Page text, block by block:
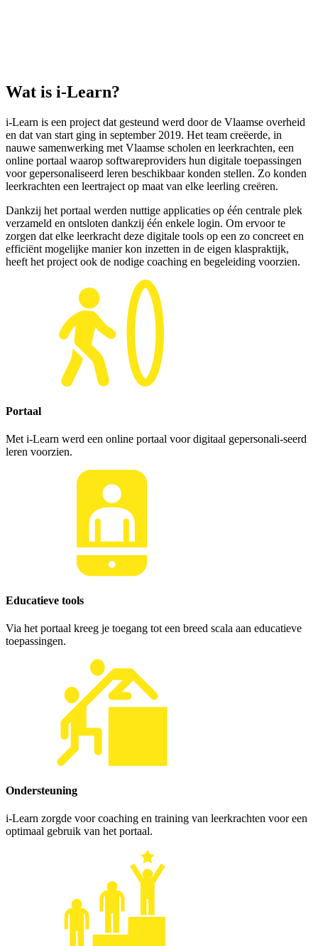
Wat is i-Learn?
i-Learn is een project dat gesteund werd door de Vlaamse overheid
en dat van start ging in september 2019. Het team creëerde, in
nauwe samenwerking met Vlaamse scholen en leerkrachten, een
online portaal waarop softwareproviders hun digitale toepassingen
voor gepersonaliseerd leren beschikbaar konden stellen. Zo konden
leerkrachten een leertraject op maat van elke leerling creëren.
Dankzij het portaal werden nuttige applicaties op één centrale plek
verzameld en ontsloten dankzij één enkele login. Om ervoor te
zorgen dat elke leerkracht deze digitale tools op een zo concreet en
efficiënt mogelijke manier kon inzetten in de eigen klaspraktijk,
heeft het project ook de nodige coaching en begeleiding voorzien.
Portaal
Met i-Learn werd een online portaal voor digitaal gepersonali-seerd
leren voorzien.
Educatieve tools
Via het portaal kreeg je toegang tot een breed scala aan educatieve
toepassingen.
Ondersteuning
i-Learn zorgde voor coaching en training van leerkrachten voor een
optimaal gebruik van het portaal.